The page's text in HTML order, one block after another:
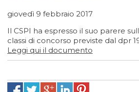
giovedì 9 febbraio 2017
Il CSPI ha espresso il suo parere
classi di concorso previste dal dpr
Leggi qui il documento